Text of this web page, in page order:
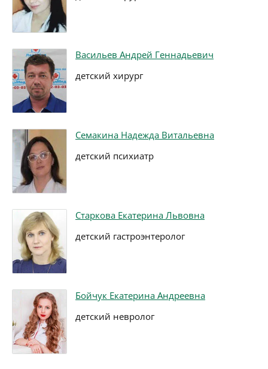
Васильев Андрей Геннадьевич
детский хирург
Семакина Надежда Витальевна
детский психиатр
Старкова Екатерина Львовна
детский гастроэнтеролог
Бойчук Екатерина Андреевна
детский невролог